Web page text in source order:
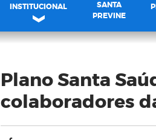
INSTITUCIONAL
SANTA
PREVINE
Blog
Plano Santa
colaboradores